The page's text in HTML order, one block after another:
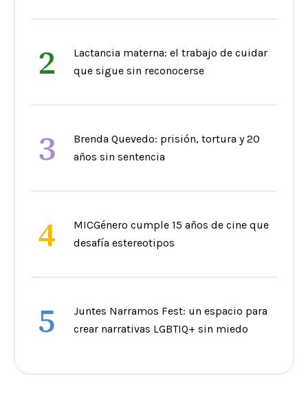
2
Lactancia materna: el trabajo de cuidar
que sigue sin reconocerse
3
Brenda Quevedo: prisión, tortura y 20
años sin sentencia
4
MICGénero cumple 15 años de cine que
desafía estereotipos
5
Juntes Narramos Fest: un espacio para
crear narrativas LGBTIQ+ sin miedo